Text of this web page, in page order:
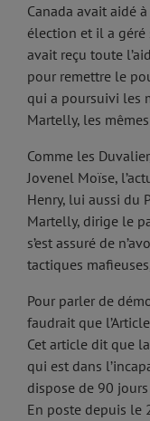
Canada avait aidé
élection et il a géré
avait reçu toute
pour remettre le
qui a poursuivi les
Martelly, les
Comme les
Jovenel Moïse,
Henry, lui aussi du
Martelly, dirige le
s’est assuré de
tactiques
Pour parler de
faudrait que
Cet article dit que
qui est dans
dispose de 90
En poste depuis le